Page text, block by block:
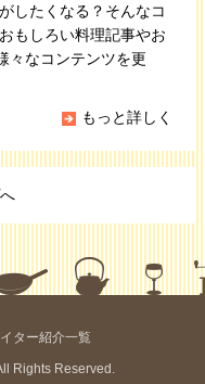
したくなる？そんなコ
もしろい料理記事やお
々なコンテンツを更
もっと詳しく
ター紹介一覧
Rights Reserved.